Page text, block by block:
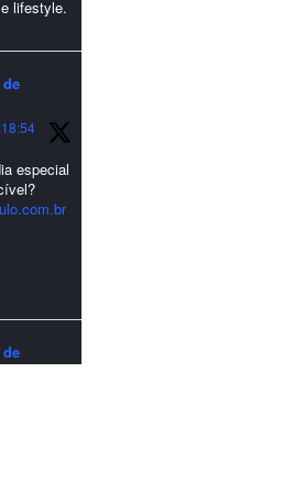
lifestyle.
especial
de
todos